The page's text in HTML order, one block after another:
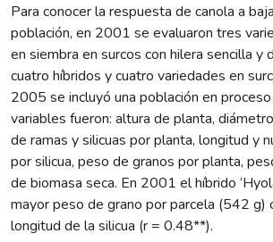
Para conocer la respuesta de canola a
población, en 2001 se evaluaron tres
en siembra en surcos con hilera sencilla y
cuatro híbridos y cuatro variedades en
2005 se incluyó una población en
variables fueron: altura de planta,
de ramas y silicuas por planta, longitud y
por silicua, peso de granos por planta,
de biomasa seca. En 2001 el híbrido
mayor peso de grano por parcela (542 g)
longitud de la silicua (r = 0.48**).